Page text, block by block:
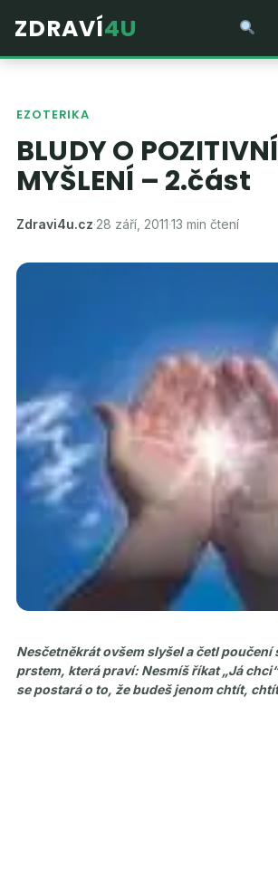
ZDRAVÍ4U
EZOTERIKA
BLUDY O
MYŠLENÍ – 2.část
Zdravi4u.cz·28 září, 2011·13 min čtení
Nesčetněkrát ovšem slyšel a četl poučení
prstem, která praví: Nesmíš říkat „Já
se postará o to, že budeš jenom chtít,